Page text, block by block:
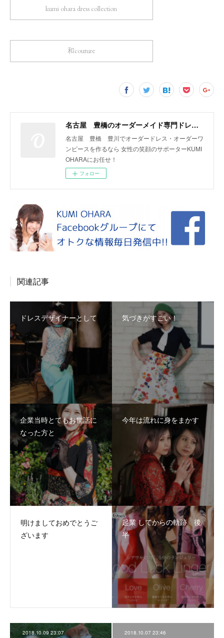
kumi ohara dress collection
和couture
名古屋 豊橋のオーダーメイド専門ドレスデザイナー KUMI OHARA
名古屋 豊橋 豊川でオーダードレス・オーダーワ
ンピースを作るなら 女性の笑顔のサポーターKUMI
OHARAにお任せ！
フォロー
関連記事
ドレスデザイナーとして 気づきがすごい！
企業当時とてもお世話に
なった方と
今年は流れに身をまかす
明けましておめでとうご
ざいます
起業 してからの軌跡 後
半
2018.10.09 23:07 2018.10.07 23:46